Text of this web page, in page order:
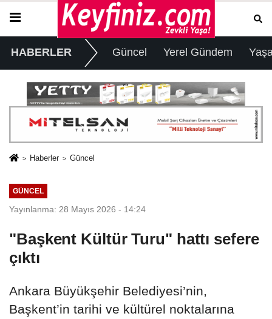
HABERLER Güncel Yerel Gündem
Haberler Güncel
GÜNCEL
Yayınlanma: 28 Mayıs 2026 - 14:24
"Başkent Kültür Turu" hattı sefere
çıktı
Ankara Büyükşehir Belediyesi’nin,
Başkent’in tarihi ve kültürel noktalarına